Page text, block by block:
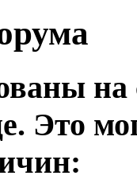
на
Это